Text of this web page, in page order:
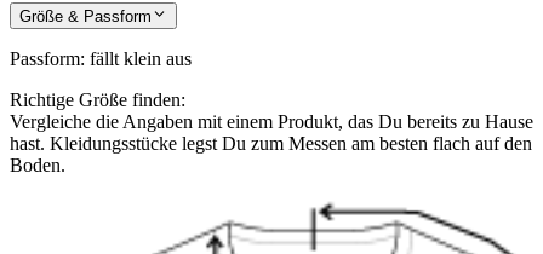
Größe & Passform
Passform: fällt klein aus
Richtige Größe finden:
Vergleiche die Angaben mit einem Produkt, das Du bereits zu Hause
hast. Kleidungsstücke legst Du zum Messen am besten flach auf den
Boden.